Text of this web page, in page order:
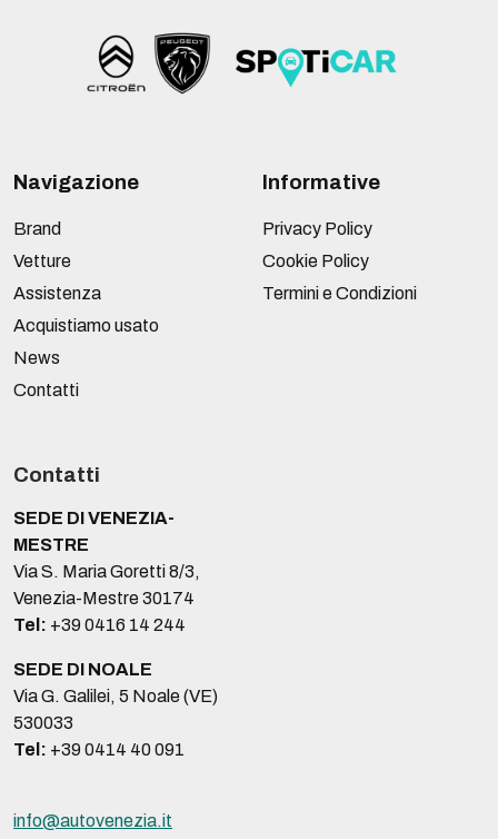
Navigazione
Brand
Vetture
Assistenza
Acquistiamo usato
News
Contatti
Informative
Privacy Policy
Cookie Policy
Termini e Condizioni
Contatti
SEDE DI VENEZIA-
MESTRE
Via S. Maria Goretti 8/3,
Venezia-Mestre 30174
Tel: +39 0416 14 244
SEDE DI NOALE
Via G. Galilei, 5 Noale (VE)
530033
Tel: +39 0414 40 091
info@autovenezia.it